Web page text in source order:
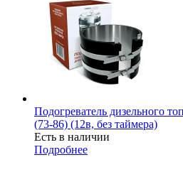
Подогреватель
(73-86) (12в, без таймера)
Есть в наличии
Подробнее